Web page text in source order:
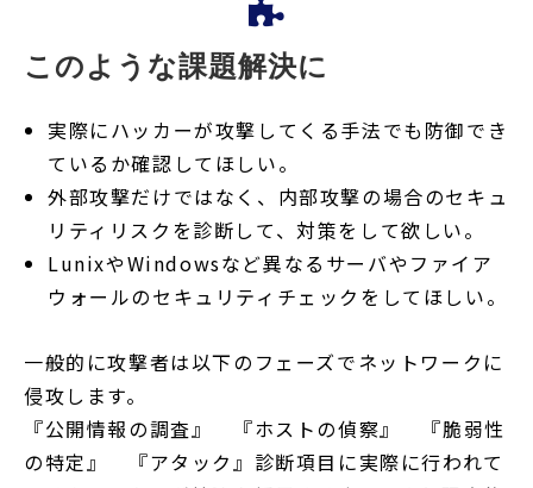
このような課題解決に
実際にハッカーが攻撃してくる手法でも防御でき
ているか確認してほしい。
外部攻撃だけではなく、内部攻撃の場合のセキュ
リティリスクを診断して、対策をして欲しい。
LunixやWindowsなど異なるサーバやファイア
ウォールのセキュリティチェックをしてほしい。
一般的に攻撃者は以下のフェーズでネットワークに
侵攻します。
『公開情報の調査』 『ホストの偵察』 『脆弱性
の特定』 『アタック』診断項目に実際に行われて